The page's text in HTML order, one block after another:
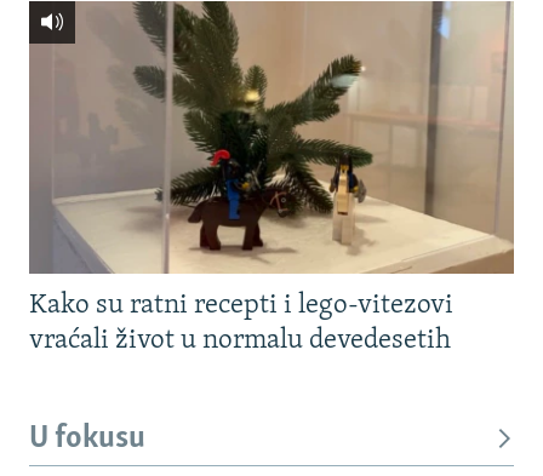
Kako su ratni recepti i lego-vitezovi
vraćali život u normalu devedesetih
U fokusu